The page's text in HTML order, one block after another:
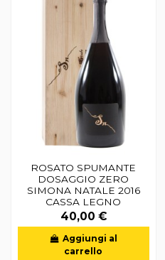
ROSATO SPUMANTE
DOSAGGIO ZERO
SIMONA NATALE 2016
CASSA LEGNO
40,00 €
Aggiungi al
carrello